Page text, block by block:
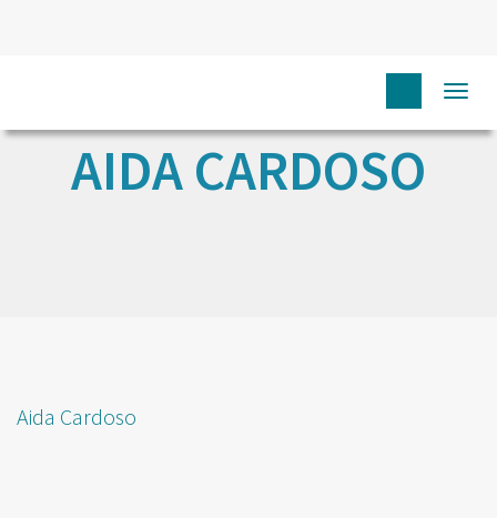
AIDA CARDOSO
Aida Cardoso